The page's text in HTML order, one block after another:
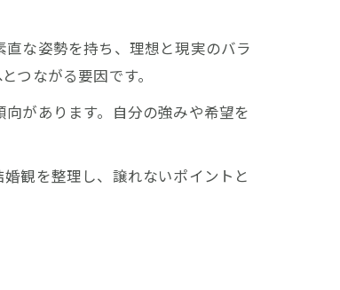
な姿勢を持ち、理想と現実のバラ
つながる要因です。
があります。自分の強みや希望を
観を整理し、譲れないポイントと